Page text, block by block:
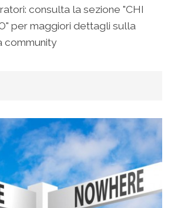
consulta la sezione "CHI
per maggiori dettagli sulla
community